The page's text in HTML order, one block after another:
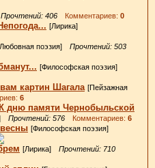
Прочтений: 406 Комментариев: 0
[Лирика]
поэзия] Прочтений: 503
[Философская поэзия]
картин Шагала [Пейзажная
6
дню памяти Чернобыльской
Прочтений: 576 Комментариев: 6
[Философская поэзия]
[Лирика] Прочтений: 710